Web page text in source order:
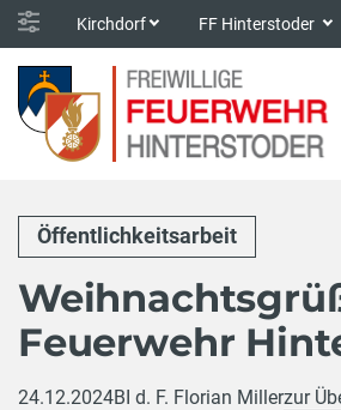
Kirchdorf FF Hinterstoder
Öffentlichkeitsarbeit
Feuerwehr
24.12.2024BI d. F. Florian Millerzur